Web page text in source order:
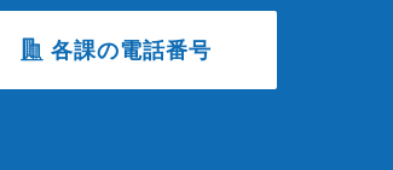
各課の電話番号